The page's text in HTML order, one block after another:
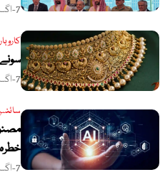
نئی
7-اگست،2026
کاروبار
7-اگست،2026
سائنس
7-اگست،2026